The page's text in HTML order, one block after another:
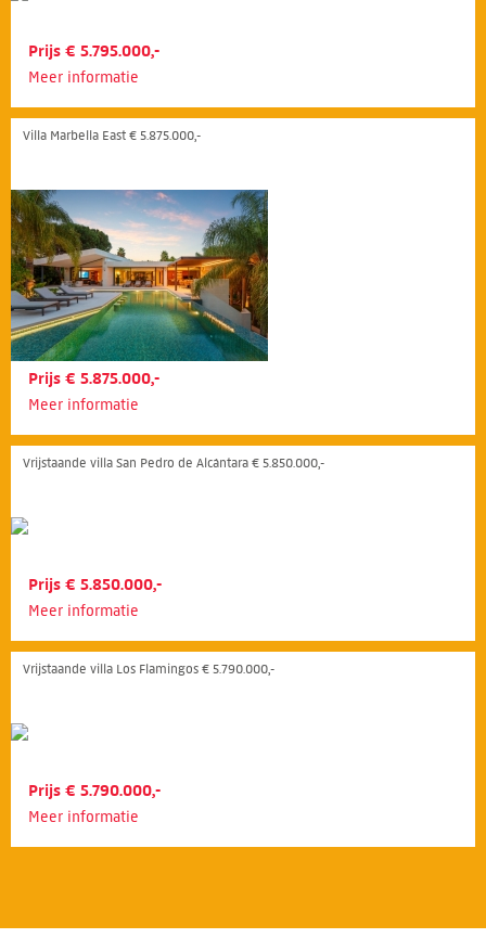
Prijs € 5.795.000,-
Meer informatie
Villa Marbella East € 5.875.000,-
Prijs € 5.875.000,-
Meer informatie
Vrijstaande villa San Pedro de Alcántara € 5.850.000,-
Prijs € 5.850.000,-
Meer informatie
Vrijstaande villa Los Flamingos € 5.790.000,-
Prijs € 5.790.000,-
Meer informatie